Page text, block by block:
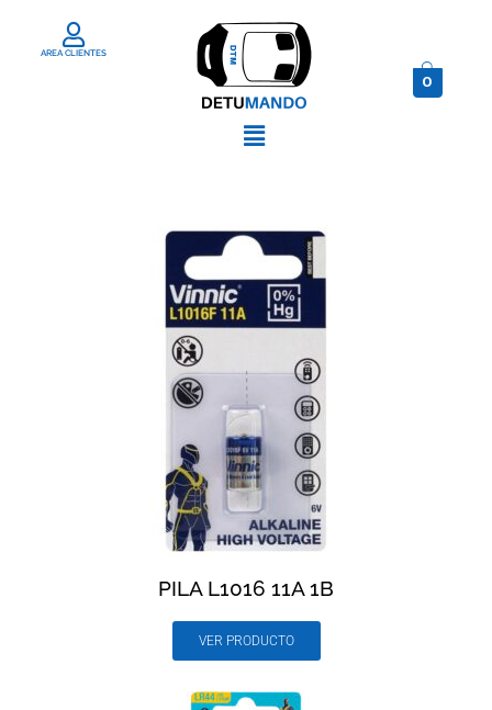
AREA CLIENTES
0
PILA L1016 11A 1B
VER PRODUCTO